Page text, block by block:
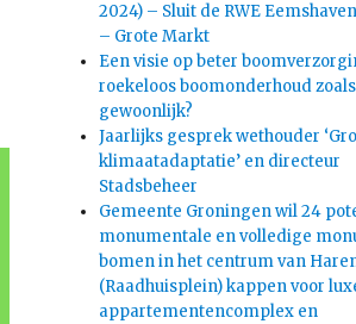
2024) – Sluit de RWE
– Grote Markt
Een visie op beter
roekeloos boomonderhoud zoals
gewoonlijk?
Jaarlijks gesprek wethouder
klimaatadaptatie’ en directeur
Stadsbeheer
Gemeente Groningen wil 24
monumentale en volledige
bomen in het centrum van
(Raadhuisplein) kappen voor
appartementencomplex en